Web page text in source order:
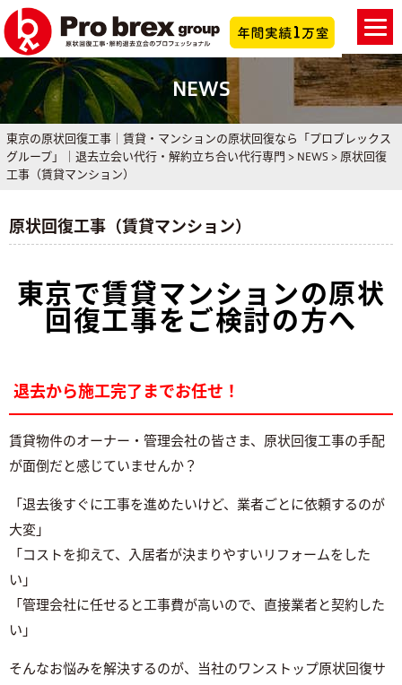
NEWS
東京の原状回復工事｜賃貸・マンションの原状回復なら「プロブレックス
グループ」｜退去立会い代行・解約立ち合い代行専門 > NEWS > 原状回復
工事（賃貸マンション）
原状回復工事（賃貸マンション）
東京で賃貸マンションの原状
回復工事をご検討の方へ
退去から施工完了までお任せ！
賃貸物件のオーナー・管理会社の皆さま、原状回復工事の手配
が面倒だと感じていませんか？
「退去後すぐに工事を進めたいけど、業者ごとに依頼するのが
大変」
「コストを抑えて、入居者が決まりやすいリフォームをした
い」
「管理会社に任せると工事費が高いので、直接業者と契約した
い」
そんなお悩みを解決するのが、当社のワンストップ原状回復サ